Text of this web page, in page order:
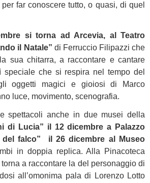
far conoscere tutto, o quasi, di quel
si torna ad Arcevia, al Teatro
il Natale” di Ferruccio Filipazzi che
sua chitarra, a raccontare e cantare
speciale che si respira nel tempo del
oggetti magici e gioiosi di Marco
luce, movimento, scenografia.
spettacoli anche in due musei della
di Lucia” il 12 dicembre a Palazzo
del falco” il 26 dicembre al Museo
in doppia replica. Alla Pinacoteca
a raccontare la del personaggio di
all’omonima pala di Lorenzo Lotto